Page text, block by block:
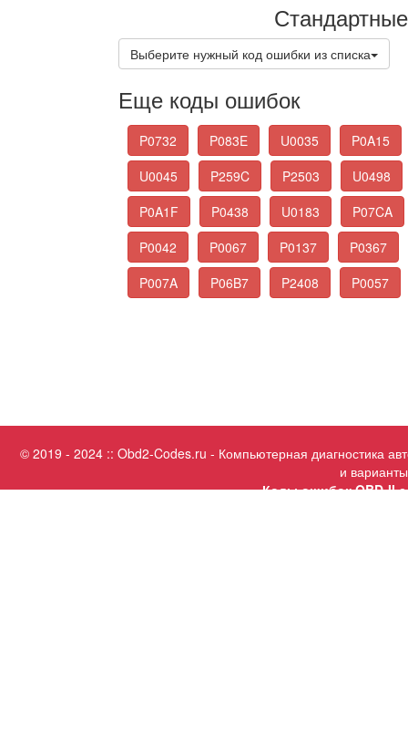
Выберите нужный код ошибки из списка
Еще коды ошибок
P0732 P083E U0035
P0A15
U0045
P259C P2503
U0498
P0A1F
P0438 U0183
P07CA
P0042
P0067 P0137
P0367
P007A
P06B7 P2408 P0057
© 2019 - 2024 :: Obd2-Codes.ru - Компьютерная диагностика
и
Коды ошибок OBD-II